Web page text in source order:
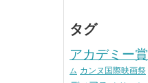
タグ
アカデミー賞
ム カンヌ国際映画祭